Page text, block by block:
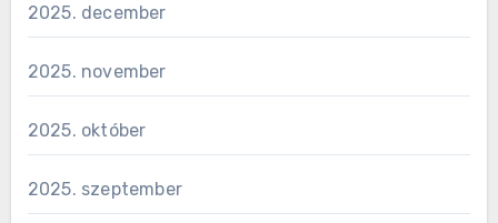
2025. december
2025. november
2025. október
2025. szeptember